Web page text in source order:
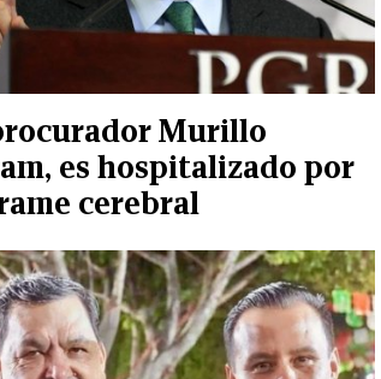
Murillo
es hospitalizado por
cerebral